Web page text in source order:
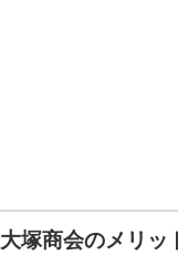
大塚商会のメリ